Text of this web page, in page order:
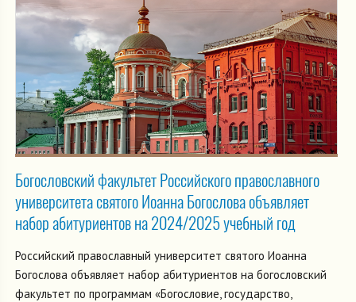
Богословский факультет Российского православного
университета святого Иоанна Богослова объявляет
набор абитуриентов на 2024/2025 учебный год
Российский православный университет святого Иоанна
Богослова объявляет набор абитуриентов на богословский
факультет по программам «Богословие, государство,